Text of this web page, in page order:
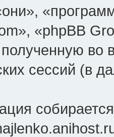
«phpBB
во
сессий (в